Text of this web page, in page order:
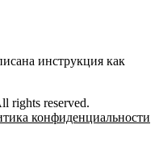
инструкция как
rights reserved.
конфиденциальности